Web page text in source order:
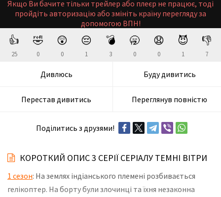
Якщо Ви бачите тільки трейлер або плеєр не працює, тоді
пройдіть авторизацію або змініть країну перегляду за
допомогою ВПН!
👍
25
🤣
0
😲
0
😔
1
💣
3
🥱
0
😧
0
😈
1
👎
7
Дивлюсь Буду дивитись
Перестав дивитись Переглянув повністю
Поділитись з друзями!
КОРОТКИЙ ОПИС 3 СЕРІЇ СЕРІАЛУ ТЕМНІ ВІТРИ
1 сезон: На землях індіанського племені розбивається
гелікоптер. На борту були злочинці та їхня незаконна